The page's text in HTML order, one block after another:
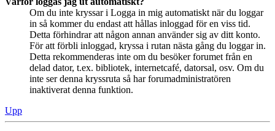
Om du inte kryssar i Logga in mig automatiskt när du loggar
in så kommer du endast att hållas inloggad för en viss tid.
Detta förhindrar att någon annan använder sig av ditt konto.
För att förbli inloggad, kryssa i rutan nästa gång du loggar in.
Detta rekommenderas inte om du besöker forumet från en
delad dator, t.ex. bibliotek, internetcafé, datorsal, osv. Om du
inte ser denna kryssruta så har forumadministratören
inaktiverat denna funktion.
Upp